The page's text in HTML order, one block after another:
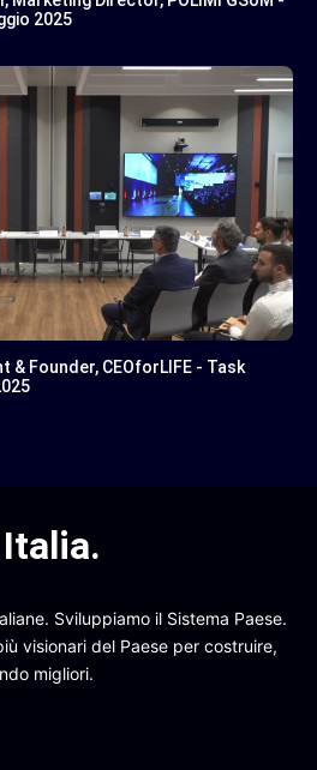
2025
& Founder, CEOforLIFE - Task
.
Sviluppiamo il Sistema Paese.
visionari del Paese per costruire,
migliori.